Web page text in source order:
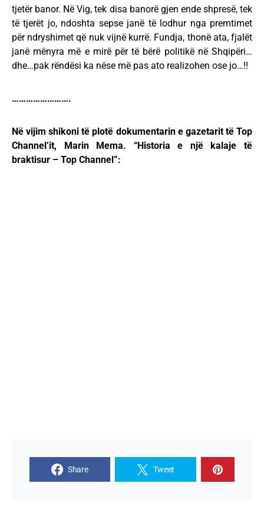
tjetër banor. Në Vig, tek disa banorë gjen ende shpresë, tek
të tjerët jo, ndoshta sepse janë të lodhur nga premtimet
për ndryshimet që nuk vijnë kurrë. Fundja, thonë ata, fjalët
janë mënyra më e mirë për të bërë politikë në Shqipëri…
dhe…pak rëndësi ka nëse më pas ato realizohen ose jo…!!
…………………….
Në vijim shikoni të plotë dokumentarin e gazetarit të Top
Channel’it, Marin Mema. “Historia e një kalaje të
braktisur – Top Channel”:
Share Tweet